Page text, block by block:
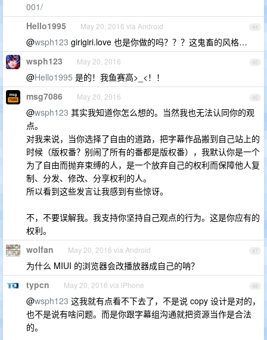
001/
44
Hello1995 May 20, 2016 via Android
@wsph123 girigiri.love 也是你做的吗？？？这鬼畜的风格…
45
wsph123 May 20, 2016
@Hello1995 是的！我鱼赛高>_<！！
46
msg7086 May 20, 2016
@wsph123 其实我知道你怎么想的。当然我也无法认同你的观
点。
对我来说，当你选择了自由的道路，把字幕作品搬到自己站上的
时候（版权番？别闹了所有的番都是版权番），我默认你是一个
为了自由而抛弃束缚的人，是一个放弃自己的权利而保障他人复
制、分发、修改、分享权利的人。
所以看到这些发言让我感到有些惊讶。
不，不要误解我。我支持你坚持自己观点的行为。这是你应有的
权利。
47
wolfan May 20, 2016 via Android
为什么 MIUI 的浏览器会改播放器成自己的呐？
48
typcn May 20, 2016 via iPhone
@wsph123 这我就有点看不下去了，不是说 copy 设计是对的，
也不是说有啥问题。而是你跟字幕组沟通就把资源当作是合法
的。